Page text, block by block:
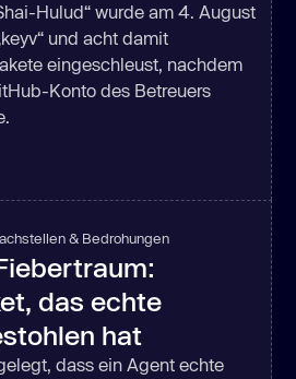
Hulud“ wurde am 4. August
und acht damit
eingeschleust, nachdem
Konto des Betreuers
& Bedrohungen
das echte
hat
dass ein Agent echte